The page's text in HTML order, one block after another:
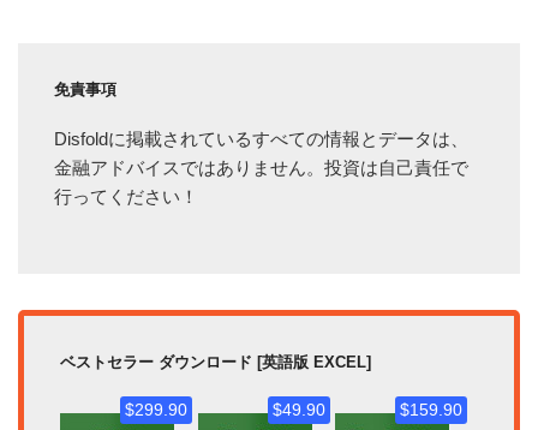
免責事項
Disfoldに掲載されているすべての情報とデータは、
金融アドバイスではありません。投資は自己責任で
行ってください！
ベストセラー ダウンロード [英語版 EXCEL]
$299.90 $49.90 $159.90